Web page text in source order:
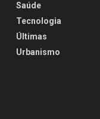
Saúde
Tecnologia
Últimas
Urbanismo